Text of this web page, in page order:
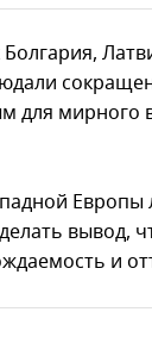
для
вывод,
и